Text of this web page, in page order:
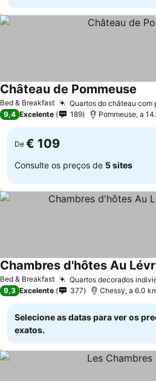
Bed & Breakfast Quartos do château com
Château de Pommeuse
9,4 Excelente 189 Pommeuse, a
De € 109
Consulte os preços de 5 sites
Bed & Breakfast Quartos decorados
Chambres d'hôtes Au
9,3 Excelente 377 Chessy, a 6.0
Selecione as datas para ver os
exatos.